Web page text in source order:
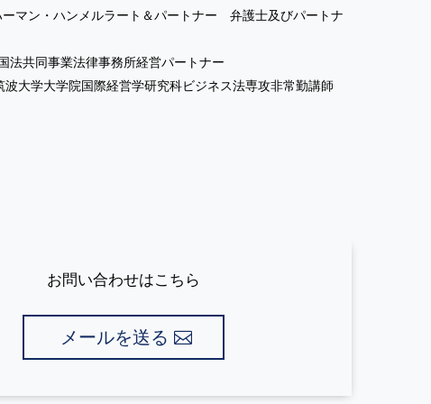
マン・ハンメルラート＆パートナー 弁護士及びパートナ
法共同事業法律事務所経営パートナー​
大学大学院国際経営学研究科ビジネス法専攻非常勤講師​
お問い合わせはこちら
メールを送る